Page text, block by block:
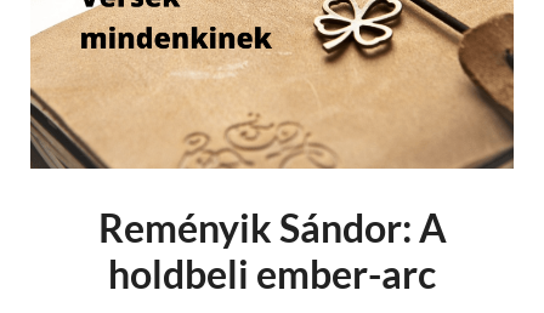
Reményik Sándor: A
holdbeli ember-arc